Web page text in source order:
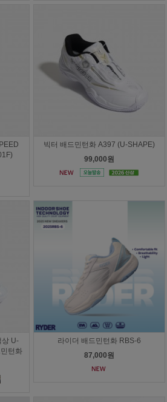
빅터 배드민턴화 A397 (U-SHAPE)
99,000원
상 U-
턴화
라이더 배드민턴화 RBS-6
87,000원